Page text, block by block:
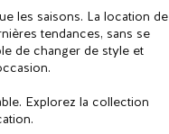
les saisons. La location de
tendances, sans se
de changer de style et
Explorez la collection